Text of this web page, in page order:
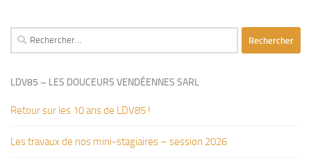
Rechercher :
LDV85 – LES DOUCEURS VENDÉENNES SARL
Retour sur les 10 ans de LDV85 !
Les travaux de nos mini-stagiaires – session 2026 ‍‍‍‍‍